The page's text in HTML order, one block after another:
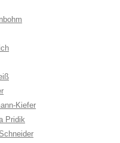
Kiefer
Pridik